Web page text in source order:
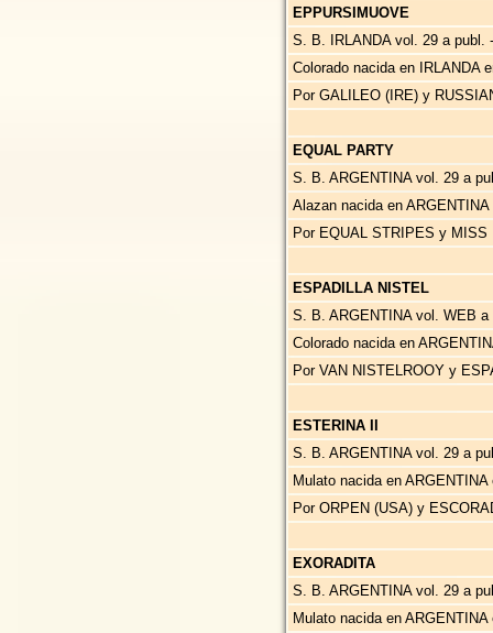
EPPURSIMUOVE
S. B. IRLANDA vol. 29 a publ.
Colorado nacida en IRLANDA
Por GALILEO (IRE) y
EQUAL PARTY
S. B. ARGENTINA vol. 29 a
Alazan nacida en
Por EQUAL STRIPES y MISS
ESPADILLA NISTEL
S. B. ARGENTINA vol. WEB
Colorado nacida en
Por VAN NISTELROOY y
ESTERINA II
S. B. ARGENTINA vol. 29 a
Mulato nacida en
Por ORPEN (USA) y
EXORADITA
S. B. ARGENTINA vol. 29 a
Mulato nacida en